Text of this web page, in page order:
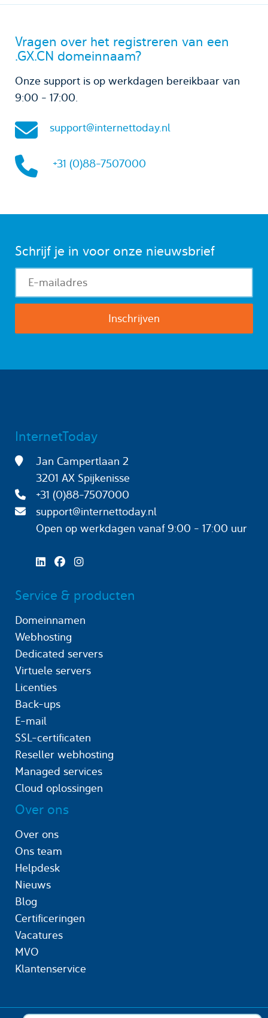
Vragen over het registreren van een
.GX.CN domeinnaam?
Onze support is op werkdagen bereikbaar van
9:00 - 17:00.
support@internettoday.nl
+31 (0)88-7507000
Schrijf je in voor onze nieuwsbrief
InternetToday
Jan Campertlaan 2
3201 AX Spijkenisse
+31 (0)88-7507000
support@internettoday.nl
Open op werkdagen
vanaf 9:00 - 17:00 uur
Service & producten
Domeinnamen
Webhosting
Dedicated servers
Virtuele servers
Licenties
Back-ups
E-mail
SSL-certificaten
Reseller webhosting
Managed services
Cloud oplossingen
Over ons
Over ons
Ons team
Helpdesk
Nieuws
Blog
Certificeringen
Vacatures
MVO
Klantenservice